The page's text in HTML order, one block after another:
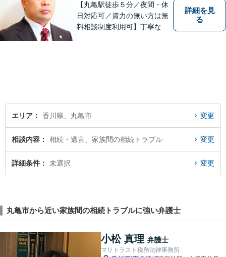
【丸亀駅徒歩５分／夜間・休
日対応可／資力の無い方は無
料相談制度利用可】丁寧な対
詳細を見
る
エリア 香川県、丸亀市 変更
相談内容 相続・遺言、家族間の相続トラブル 変更
詳細条件 未選択 変更
丸亀市から近い家族間の相続トラブルに強い弁護士
小松 真理 弁護士
マリトラスト税務法律事務所